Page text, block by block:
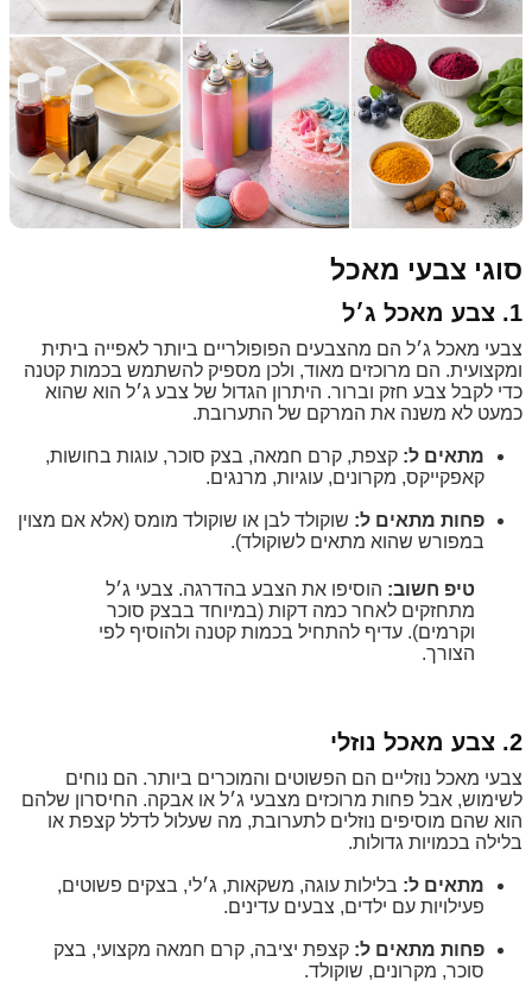
סוגי צבעי מאכל
1. צבע מאכל ג׳ל
צבעי מאכל ג׳ל הם מהצבעים הפופולריים ביותר לאפייה ביתית
ומקצועית. הם מרוכזים מאוד, ולכן מספיק להשתמש בכמות קטנה
כדי לקבל צבע חזק וברור. היתרון הגדול של צבע ג׳ל הוא שהוא
כמעט לא משנה את המרקם של התערובת.
מתאים ל: קצפת, קרם חמאה, בצק סוכר, עוגות בחושות,
קאפקייקס, מקרונים, עוגיות, מרנגים.
פחות מתאים ל: שוקולד לבן או שוקולד מומס (אלא אם מצוין
במפורש שהוא מתאים לשוקולד).
טיפ חשוב: הוסיפו את הצבע בהדרגה. צבעי ג׳ל
מתחזקים לאחר כמה דקות (במיוחד בבצק סוכר
וקרמים). עדיף להתחיל בכמות קטנה ולהוסיף לפי
הצורך.
2. צבע מאכל נוזלי
צבעי מאכל נוזליים הם הפשוטים והמוכרים ביותר. הם נוחים
לשימוש, אבל פחות מרוכזים מצבעי ג׳ל או אבקה. החיסרון שלהם
הוא שהם מוסיפים נוזלים לתערובת, מה שעלול לדלל קצפת או
בלילה בכמויות גדולות.
מתאים ל: בלילות עוגה, משקאות, ג׳לי, בצקים פשוטים,
פעילויות עם ילדים, צבעים עדינים.
פחות מתאים ל: קצפת יציבה, קרם חמאה מקצועי, בצק
סוכר, מקרונים, שוקולד.